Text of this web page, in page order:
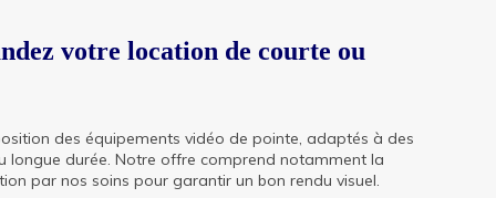
votre location de courte ou
des équipements vidéo de pointe, adaptés à des
longue durée. Notre offre comprend notamment la
par nos soins pour garantir un bon rendu visuel.